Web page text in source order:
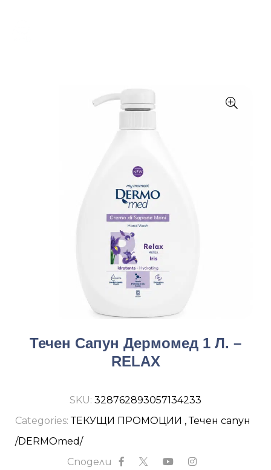
Течен Сапун Дермомед 1 Л. –
RELAX
SKU: 328762893057134233
Categories:ТЕКУЩИ ПРОМОЦИИ ,Течен сапун
/DERMOmed/
Сподели